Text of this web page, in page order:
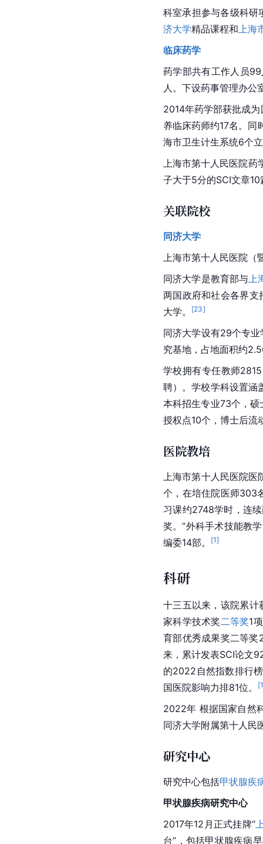
科室承担参与各级科研
济大学精品课程和 上海
临床药学
药学部共有工作人员
人。下设药事管理办公
2014年药学部获批成为
养临床药师约17名。同
海市卫生计生系统6个
上海市第十人民医院
子大于5分的SCI文章
关联院校
同济大学
上海市第十人民医院（
同济大学是教育部与 上
两国政府和社会各界
大学。 [23]
同济大学设有29个专业
究基地，占地面积约
学校拥有专任教师
聘）。学校学科设置涵
本科招生专业73个，
授权点10个，博士后流
医院教培
上海市第十人民医院医
个，在培住院医师303
习课约2748学时，连
奖。“外科手术技能教
编委14部。
[1]
科研
十三五以来，该院累
家科学技术奖二等奖1
育部优秀成果奖二等奖
来，累计发表SCI论文
的2022 自然指数排行
国医院影响力排81位。
[
2022年 根据国家自然
同济大学附属第十人民
研究中心
研究中心包括甲状腺疾
甲状腺疾病研究中心
2017年12月正式挂牌“
台”，包括甲状腺疾病